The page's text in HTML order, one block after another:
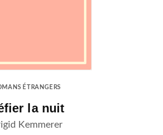
ÉTRANGERS
la nuit
Kemmerer